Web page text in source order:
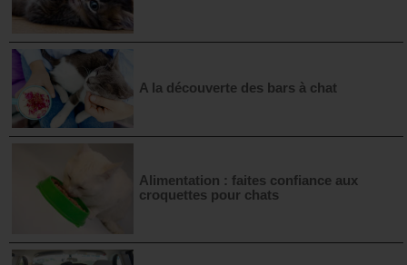
A la découverte des bars à chat
Alimentation : faites confiance aux
croquettes pour chats